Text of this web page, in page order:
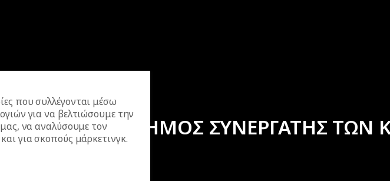
ΕΠΙΣΗΜΟΣ ΣΥΝΕΡΓΑΤΗΣ ΤΩΝ
που συλλέγονται μέσω
για να βελτιώσουμε την
να αναλύσουμε τον
για σκοπούς μάρκετινγκ.